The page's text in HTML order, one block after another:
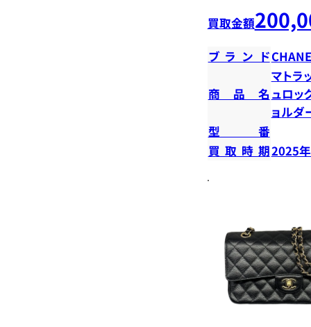
買取金額
ブランド
商品名
マトラ
ュロッ
ョルダ
型番
買取時期2025